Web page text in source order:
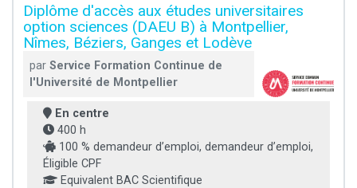
Diplôme d'accès aux études universitaires
option sciences (DAEU B) à Montpellier,
Nîmes, Béziers, Ganges et Lodève
par Service Formation Continue de
l'Université de Montpellier
En centre
400 h
100 % demandeur d’emploi, demandeur d’emploi,
Éligible CPF
Equivalent BAC Scientifique